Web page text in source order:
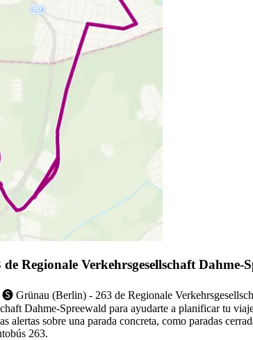
Regionale Verkehrsgesellschaft Dahme-
Grünau (Berlin) - 263 de Regionale
Dahme-Spreewald para ayudarte a planificar tu
alertas sobre una parada concreta, como paradas
263.